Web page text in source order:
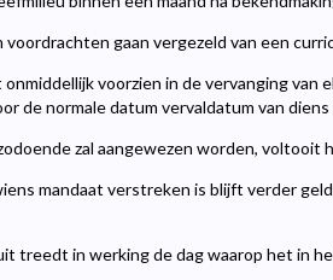
voordrachten gaan vergezeld van een
voorzien in de vervanging van
de normale datum vervaldatum van diens
zal aangewezen worden, voltooit
mandaat verstreken is blijft verder
treedt in werking de dag waarop het in